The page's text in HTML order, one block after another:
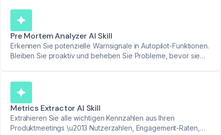
Pre Mortem Analyzer AI Skill
Erkennen Sie potenzielle Warnsignale in Autopilot-Funktionen.
Bleiben Sie proaktiv und beheben Sie Probleme, bevor sie
Metrics Extractor AI Skill
Extrahieren Sie alle wichtigen Kennzahlen aus Ihren
Produktmeetings \u2013 Nutzerzahlen, Engagement-Raten,